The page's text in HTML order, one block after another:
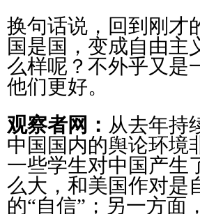
换句话说，回到刚才
国是国，变成自由主
么样呢？不外乎又是
他们更好。
观察者网： 从去年持
中国国内的舆论环境
一些学生对中国产生
么大，和美国作对是
的“自信”；另一方面